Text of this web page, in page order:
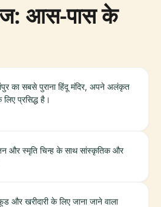
आस-पास के
का सबसे पुराना हिंदू मंदिर, अपने अलंकृत
लिए प्रसिद्ध है।
और स्मृति चिन्ह के साथ सांस्कृतिक और
और खरीदारी के लिए जाना जाने वाला